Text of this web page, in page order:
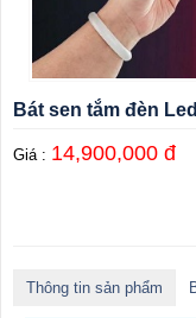
Bát sen tắm đèn
Giá : 14,900,000 đ
Thông tin sản phẩm